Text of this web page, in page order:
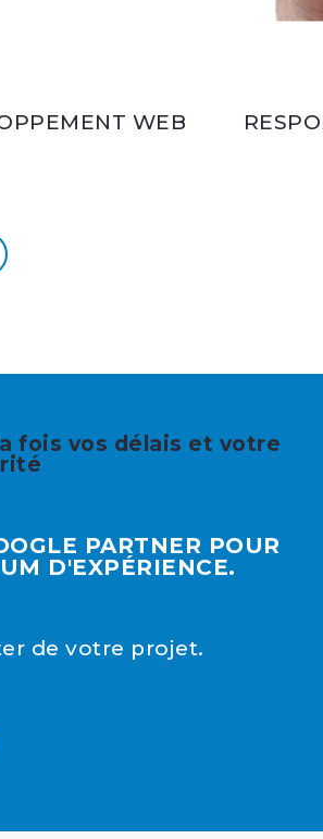
WEB
fois vos délais et votre
PARTNER POUR
D'EXPÉRIENCE.
de votre projet.